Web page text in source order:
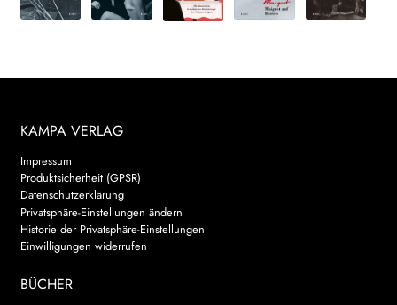
KAMPA VERLAG
Impressum
Produktsicherheit (GPSR)
Datenschutzerklärung
Privatsphäre-Einstellungen ändern
Historie der Privatsphäre-Einstellungen
Einwilligungen widerrufen
BÜCHER